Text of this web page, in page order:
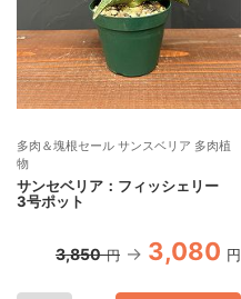
多肉＆塊根セール サンスベリア 多肉植
物
サンセベリア：フィッシェリー
3号ポット
3,850 円 3,080 円